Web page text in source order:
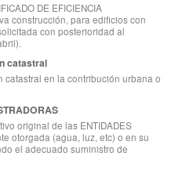
DE EFICIENCIA
construcción, para edificios con
con posterioridad al
catastral
catastral en la contribución urbana o
original de las ENTIDADES
otorgada (agua, luz, etc) o en su
el adecuado suministro de